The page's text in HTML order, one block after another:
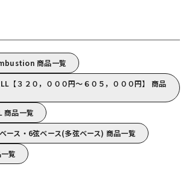
商品一覧
【３２０，０００円～６０５，０００円】 商品
商品一覧
ース・6弦ベース(多弦ベース) 商品一覧
覧